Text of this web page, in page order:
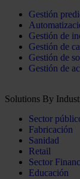
Gestión
Gestión de
Gestión de
Gestión de
Gestión de
Solutions By
Sector
Fabricación
Sanidad
Retail
Sector
Educación